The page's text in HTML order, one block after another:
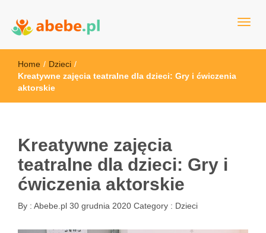
Abebe
Home / Dzieci /
Kreatywne zajęcia teatralne dla dzieci: Gry i ćwiczenia
aktorskie
Kreatywne zajęcia
teatralne dla dzieci: Gry i
ćwiczenia aktorskie
By : Abebe.pl 30 grudnia 2020 Category : Dzieci